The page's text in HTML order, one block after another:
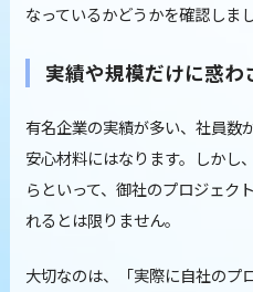
なっているかどうかを確認しまし
実績や規模だけに惑わ
有名企業の実績が多い、社員数
安心材料にはなります。しかし
らといって、御社のプロジェク
れるとは限りません。
大切なのは、「実際に自社のプ